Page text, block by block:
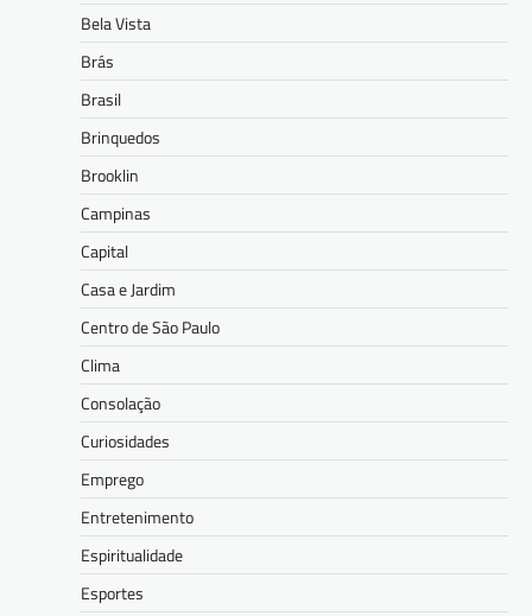
Bela Vista
Brás
Brasil
Brinquedos
Brooklin
Campinas
Capital
Casa e Jardim
Centro de São Paulo
Clima
Consolação
Curiosidades
Emprego
Entretenimento
Espiritualidade
Esportes